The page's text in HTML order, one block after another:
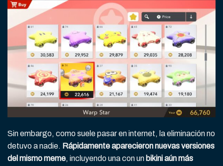
Sin embargo, como suele pasar en internet, la eliminación no
detuvo a nadie. Rápidamente aparecieron nuevas versiones
del mismo meme, incluyendo una con un bikini aún más